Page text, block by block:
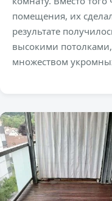
помещения, их
результате
высокими
множеством